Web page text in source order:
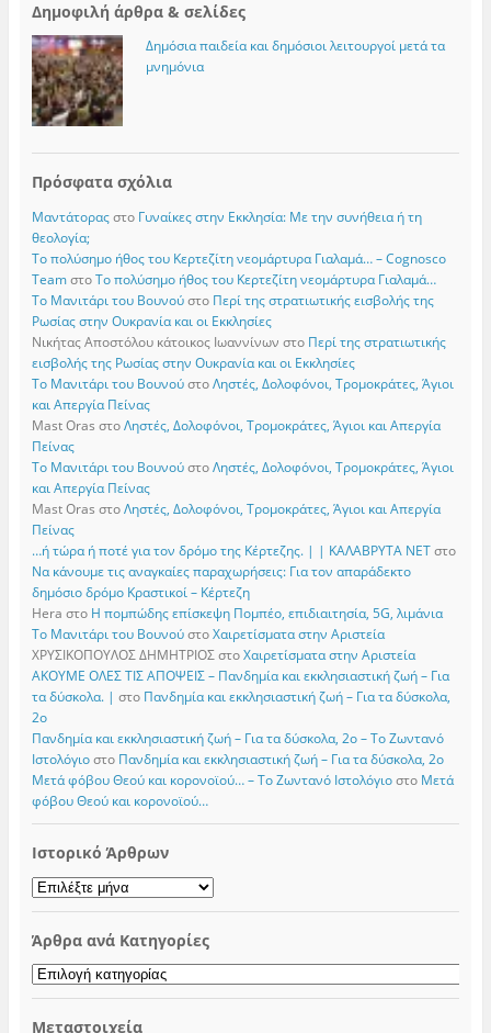
Δημοφιλή άρθρα & σελίδες
Δημόσια παιδεία και δημόσιοι λειτουργοί μετά τα
μνημόνια
Πρόσφατα σχόλια
Μαντάτοραςστο Γυναίκες στην Εκκλησία: Με την συνήθεια ή τη
θεολογία;
Το πολύσημο ήθος του Κερτεζίτη νεομάρτυρα Γιαλαμά… – Cognosco
TeamστοΤο πολύσημο ήθος του Κερτεζίτη νεομάρτυρα Γιαλαμά…
Το Μανιτάρι του Βουνούστο Περί της στρατιωτικής εισβολής της
Ρωσίας στην Ουκρανία και οι Εκκλησίες
Νικήτας Αποστόλου κάτοικος Ιωαννίνων στο Περί της στρατιωτικής
εισβολής της Ρωσίας στην Ουκρανία και οι Εκκλησίες
Το Μανιτάρι του ΒουνούστοΛηστές, Δολοφόνοι, Τρομοκράτες, Άγιοι
και Απεργία Πείνας
Mast Oras στοΛηστές, Δολοφόνοι, Τρομοκράτες, Άγιοι και Απεργία
Πείνας
Το Μανιτάρι του ΒουνούστοΛηστές, Δολοφόνοι, Τρομοκράτες, Άγιοι
και Απεργία Πείνας
Mast Oras στοΛηστές, Δολοφόνοι, Τρομοκράτες, Άγιοι και Απεργία
Πείνας
…ή τώρα ή ποτέ για τον δρόμο της Κέρτεζης. | | ΚΑΛΑΒΡΥΤΑ ΝΕΤστο
Να κάνουμε τις αναγκαίες παραχωρήσεις: Για τον απαράδεκτο
δημόσιο δρόμο Κραστικοί – Κέρτεζη
Hera στο Η πομπώδης επίσκεψη Πομπέο, επιδιαιτησία, 5G, λιμάνια
Το Μανιτάρι του ΒουνούστοΧαιρετίσματα στην Αριστεία
ΧΡΥΣΙΚΟΠΟΥΛΟΣ ΔΗΜΗΤΡΙΟΣστοΧαιρετίσματα στην Αριστεία
ΑΚΟΥΜΕ ΟΛΕΣ ΤΙΣ ΑΠΟΨΕΙΣ – Πανδημία και εκκλησιαστική ζωή – Για
τα δύσκολα. | στο Πανδημία και εκκλησιαστική ζωή – Για τα δύσκολα,
2ο
Πανδημία και εκκλησιαστική ζωή – Για τα δύσκολα, 2ο – Το Zωντανό
Iστολόγιοστο Πανδημία και εκκλησιαστική ζωή – Για τα δύσκολα, 2ο
Μετά φόβου Θεού και κορονοϊού… – Το Zωντανό Iστολόγιοστο Μετά
φόβου Θεού και κορονοϊού…
Ιστορικό Άρθρων
Ιστορικό
Άρθρων
Άρθρα ανά Κατηγορίες
Άρθρα
ανά
Μεταστοιχεία